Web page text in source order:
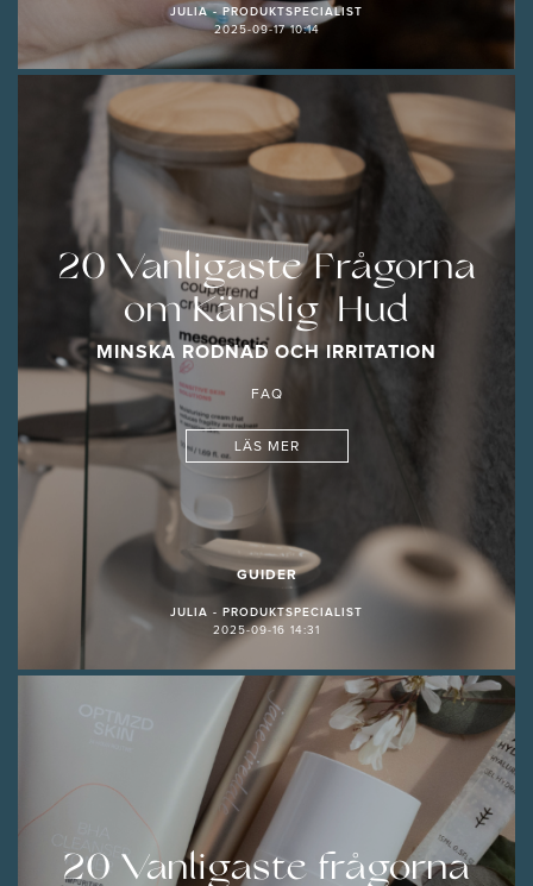
JULIA - PRODUKTSPECIALIST
2025-09-17 10:14
20 Vanligaste Frågorna
om Känslig Hud
MINSKA RODNAD OCH IRRITATION
FAQ
LÄS MER
GUIDER
JULIA - PRODUKTSPECIALIST
2025-09-16 14:31
20 Vanligaste frågorna